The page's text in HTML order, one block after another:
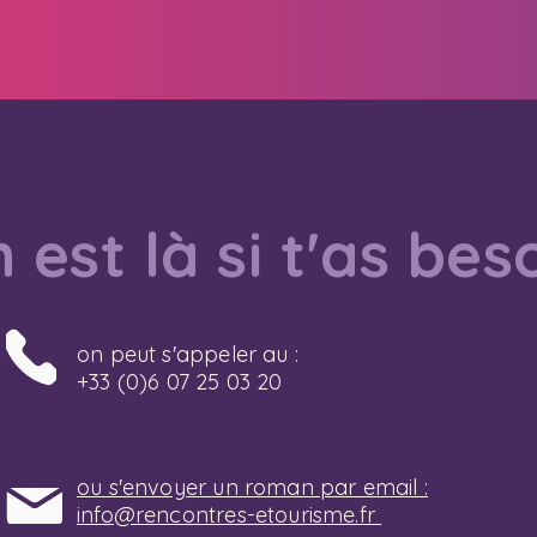
est là si t'as
on peut s'appeler au :
+33 (0)6 07 25 03 20
ou s'envoyer un roman par email :
info@rencontres-etourisme.fr